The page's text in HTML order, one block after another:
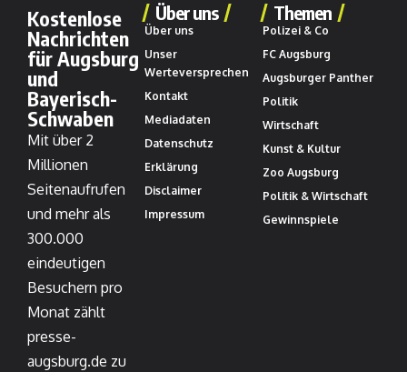
Kostenlose
Nachrichten
für Augsburg
und
Bayerisch-
Schwaben
Mit über 2
Millionen
Seitenaufrufen
und mehr als
300.000
eindeutigen
Besuchern pro
Monat zählt
presse-
augsburg.de zu
Über uns
Über uns
Unser
Werteversprechen
Kontakt
Mediadaten
Datenschutz
Erklärung
Disclaimer
Impressum
Themen
Polizei & Co
FC Augsburg
Augsburger Panther
Politik
Wirtschaft
Kunst & Kultur
Zoo Augsburg
Politik & Wirtschaft
Gewinnspiele